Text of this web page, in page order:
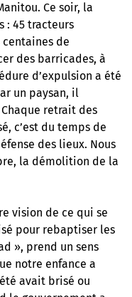
Ce soir, la
: 45 tracteurs
de
des barricades, à
d’expulsion a été
un paysan, il
retrait des
c’est du temps de
des lieux. Nous
la démolition de la
vision de ce qui se
pour rebaptiser les
», prend un sens
notre enfance a
avait brisé ou